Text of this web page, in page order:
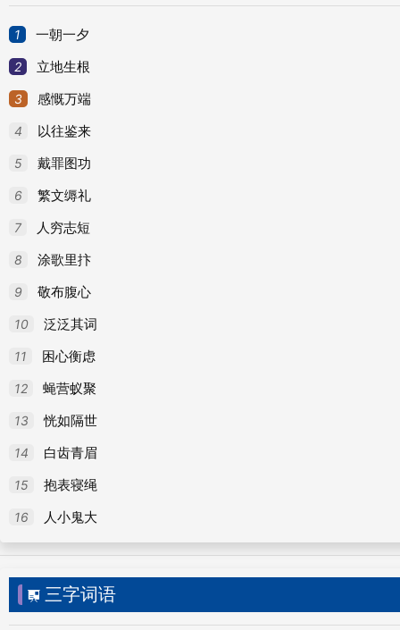
至尊至贵的字义
至读音：zhì
至zhì
尊读音：zūn
尊zūn(1)（名）地位或辈份高：～卑｜～亲｜～
1 一朝一夕
2 立地生根
3 感慨万端
4 以往鉴来
5 戴罪图功
6 繁文缛礼
7 人穷志短
8 涂歌里抃
9 敬布腹心
10 泛泛其词
11 困心衡虑
12 蝇营蚁聚
13 恍如隔世
14 白齿青眉
15 抱表寝绳
16 人小鬼大
 三字词语